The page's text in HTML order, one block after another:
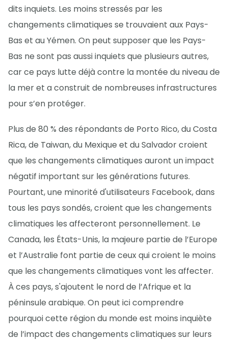
dits inquiets. Les moins stressés par les
changements climatiques se trouvaient aux Pays-
Bas et au Yémen. On peut supposer que les Pays-
Bas ne sont pas aussi inquiets que plusieurs autres,
car ce pays lutte déjà contre la montée du niveau de
la mer et a construit de nombreuses infrastructures
pour s’en protéger.
Plus de 80 % des répondants de Porto Rico, du Costa
Rica, de Taiwan, du Mexique et du Salvador croient
que les changements climatiques auront un impact
négatif important sur les générations futures.
Pourtant, une minorité d'utilisateurs Facebook, dans
tous les pays sondés, croient que les changements
climatiques les affecteront personnellement. Le
Canada, les États-Unis, la majeure partie de l’Europe
et l’Australie font partie de ceux qui croient le moins
que les changements climatiques vont les affecter.
À ces pays, s'ajoutent le nord de l’Afrique et la
péninsule arabique. On peut ici comprendre
pourquoi cette région du monde est moins inquiète
de l’impact des changements climatiques sur leurs